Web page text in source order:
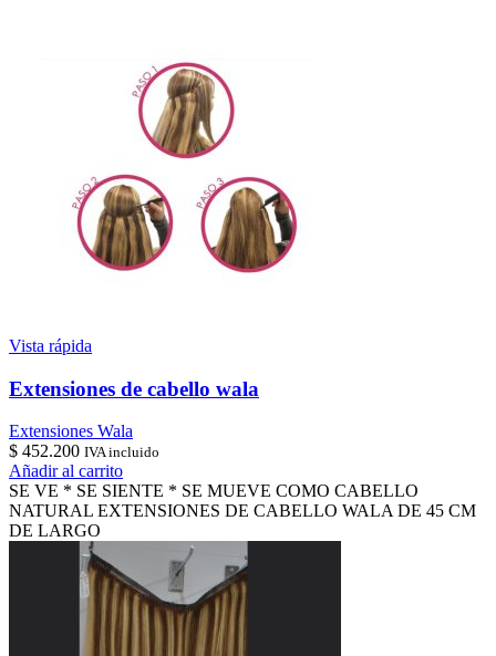
Vista rápida
Extensiones de cabello wala
Extensiones Wala
$ 452.200 IVA incluido
Añadir al carrito
SE VE * SE SIENTE * SE MUEVE COMO CABELLO
NATURAL EXTENSIONES DE CABELLO WALA DE 45 CM
DE LARGO